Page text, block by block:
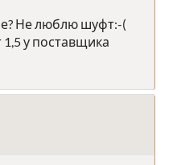
Не люблю шуфт:-(
у поставщика